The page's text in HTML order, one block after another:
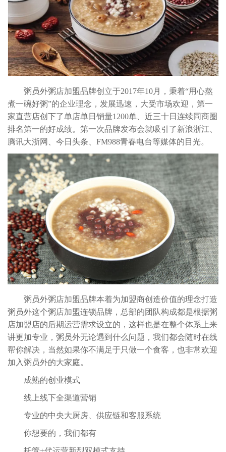
粥员外粥店加盟品牌创立于2017年10月，秉着“用心熬
煮一碗好粥”的企业理念，发展迅速，大受市场欢迎，第一
家直营店创下了单店单日销量1200单、近三十日连续同商圈
排名第一的好成绩。第一次品牌发布会就吸引了新浪浙江、
腾讯大浙网、今日头条、FM988青春电台等媒体的目光。
粥员外粥店加盟品牌本着为加盟商创造价值的理念打造
粥员外这个粥店加盟连锁品牌，总部的团队构成都是根据粥
店加盟店的后期运营需求设立的，这样也是在整个体系上来
讲更加专业，粥员外无论遇到什么问题，我们都会随时在线
帮你解决，当然如果你不满足于只做一个食客，也非常欢迎
加入粥员外的大家庭。
成熟的创业模式
线上线下全渠道营销
专业的中央大厨房、供应链和客服系统
你想要的，我们都有